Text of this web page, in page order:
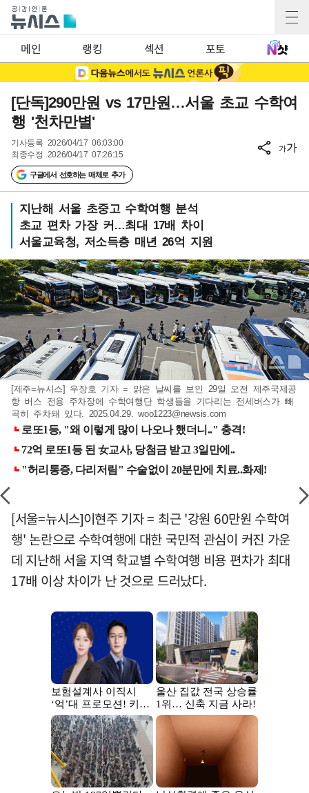
메인 랭킹 섹션 포토
[단독]290만원 vs 17만원…서울 초교 수학여
행 '천차만별'
기사등록 2026/04/17 06:03:00
최종수정 2026/04/17 07:26:15
구글에서 선호하는 매체로 추가
가가
지난해 서울 초중고 수학여행 분석
초교 편차 가장 커…최대 17배 차이
서울교육청, 저소득층 매년 26억 지원
[제주=뉴시스] 우장호 기자 = 맑은 날씨를 보인 29일 오전 제주국제공
항 버스 전용 주차장에 수학여행단 학생들을 기다리는 전세버스가 빼
곡히 주차돼 있다. 2025.04.29.woo1223@newsis.com
[서울=뉴시스]이현주 기자 = 최근 '강원 60만원 수학여
행' 논란으로 수학여행에 대한 국민적 관심이 커진 가운
데 지난해 서울 지역 학교별 수학여행 비용 편차가 최대
17배 이상 차이가 난 것으로 드러났다.